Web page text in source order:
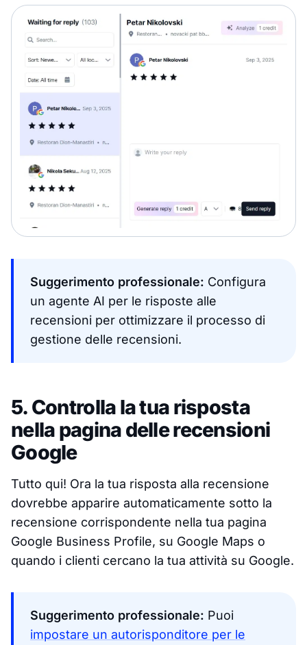
Suggerimento professionale: Configura
un agente AI per le risposte alle
recensioni per ottimizzare il processo di
gestione delle recensioni.
5. Controlla la tua risposta
nella pagina delle recensioni
Google
Tutto qui! Ora la tua risposta alla recensione
dovrebbe apparire automaticamente sotto la
recensione corrispondente nella tua pagina
Google Business Profile, su Google Maps o
quando i clienti cercano la tua attività su Google.
Suggerimento professionale: Puoi
impostare un autorisponditore per le